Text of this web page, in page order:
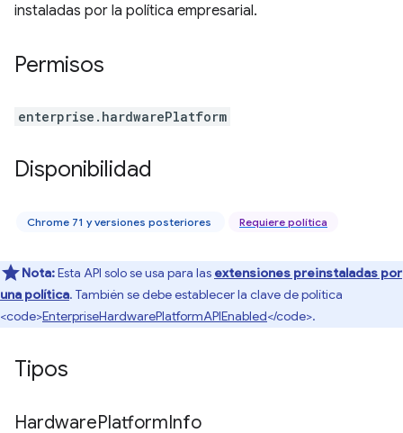
instaladas por la política empresarial.
Permisos
enterprise.hardwarePlatform
Disponibilidad
Chrome 71 y versiones posteriores Requiere política
Nota:Esta API solo se usa para las extensiones preinstaladas por
una política. También se debe establecer la clave de política
<code>EnterpriseHardwarePlatformAPIEnabled</code>.
Tipos
HardwarePlatformInfo